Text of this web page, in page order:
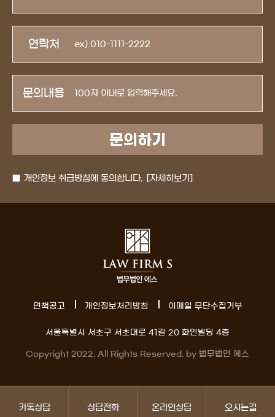
연락처
문의내용
개인정보 취급방침에 동의합니다. [자세히보기]
면책공고 개인정보처리방침 이메일 무단수집거부
서울특별시 서초구 서초대로 41길 20 화인빌딩 4층
Copyright 2022. All Rights Reserved. by 법무법인 에스
카톡상담 상담전화 온라인상담 오시는길